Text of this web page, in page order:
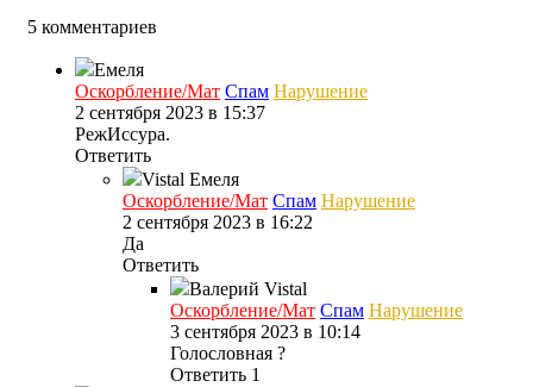
5 комментариев
Емеля
Оскорбление/Мат Спам Нарушение
2 сентября 2023 в 15:37
РежИссура.
Ответить
Vistal Емеля
Оскорбление/Мат Спам Нарушение
2 сентября 2023 в 16:22
Да
Ответить
Валерий Vistal
Оскорбление/Мат Спам Нарушение
3 сентября 2023 в 10:14
Голословная ?
Ответить 1